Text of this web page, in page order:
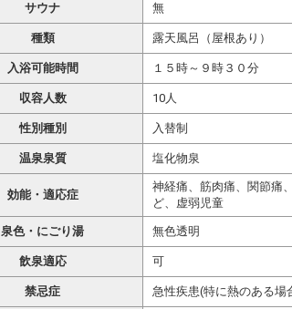
サウナ 無
種類 露天風呂（屋根あり）
入浴可能時間 １５時～９時３０分
収容人数 10人
性別種別 入替制
温泉泉質 塩化物泉
効能・適応症
神経痛、筋肉痛、関節痛
ど、虚弱児童
泉色・にごり湯 無色透明
飲泉適応 可
禁忌症 急性疾患(特に熱のある場